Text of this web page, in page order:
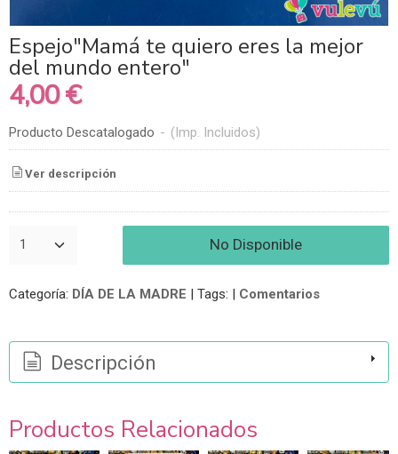
Espejo"Mamá te quiero eres la mejor
del mundo entero"
4,00 €
Producto Descatalogado - (Imp. Incluidos)
Ver descripción
No Disponible
Categoría: DÍA DE LA MADRE | Tags: | Comentarios
Descripción
Productos Relacionados